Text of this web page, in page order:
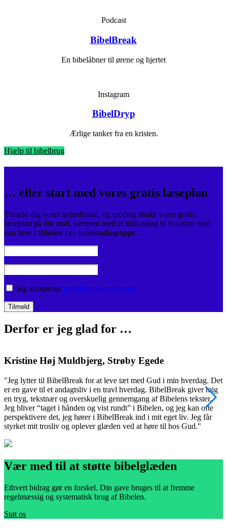
Podcast
BibelBreak
En bibelåbner til ørene og hjertet
Instagram
BibelDryp
Ærlige tanker fra en kristen.
Hjælp til bibelbrug
… eller start med vores gratis læseplan
Tilmeld dig vores nyhedsmail, og modtag straks vores gratis
læseplan på din mail, sammen med et idékatalog til hvordan man
kan læse i Bibelen i en bibelstudiegruppe.
Jeg accepterer privatlivsbetingelserne
Derfor er jeg glad for …
Kristine Høj Muldbjerg, Strøby Egede
"Jeg lytter til BibelBreak for at leve tæt med Gud i min hverdag. Det
er en gave til et andagtsliv i en travl hverdag. BibelBreak giver mig
en tryg, tekstnær og overskuelig gennemgang af Bibelens tekster.
Jeg bliver “taget i hånden og vist rundt” i Bibelen, og jeg kan ofte
perspektivere det, jeg hører i BibelBreak ind i mit eget liv. Jeg får
styrket mit trosliv og oplever glæden ved at høre til hos Gud."
Vær med til at støtte bibelglæden
Ethvert bidrag gør en forskel. Din gave bruges til at fremme
regelmæssig og systematisk brug af Bibelen.
Støt os